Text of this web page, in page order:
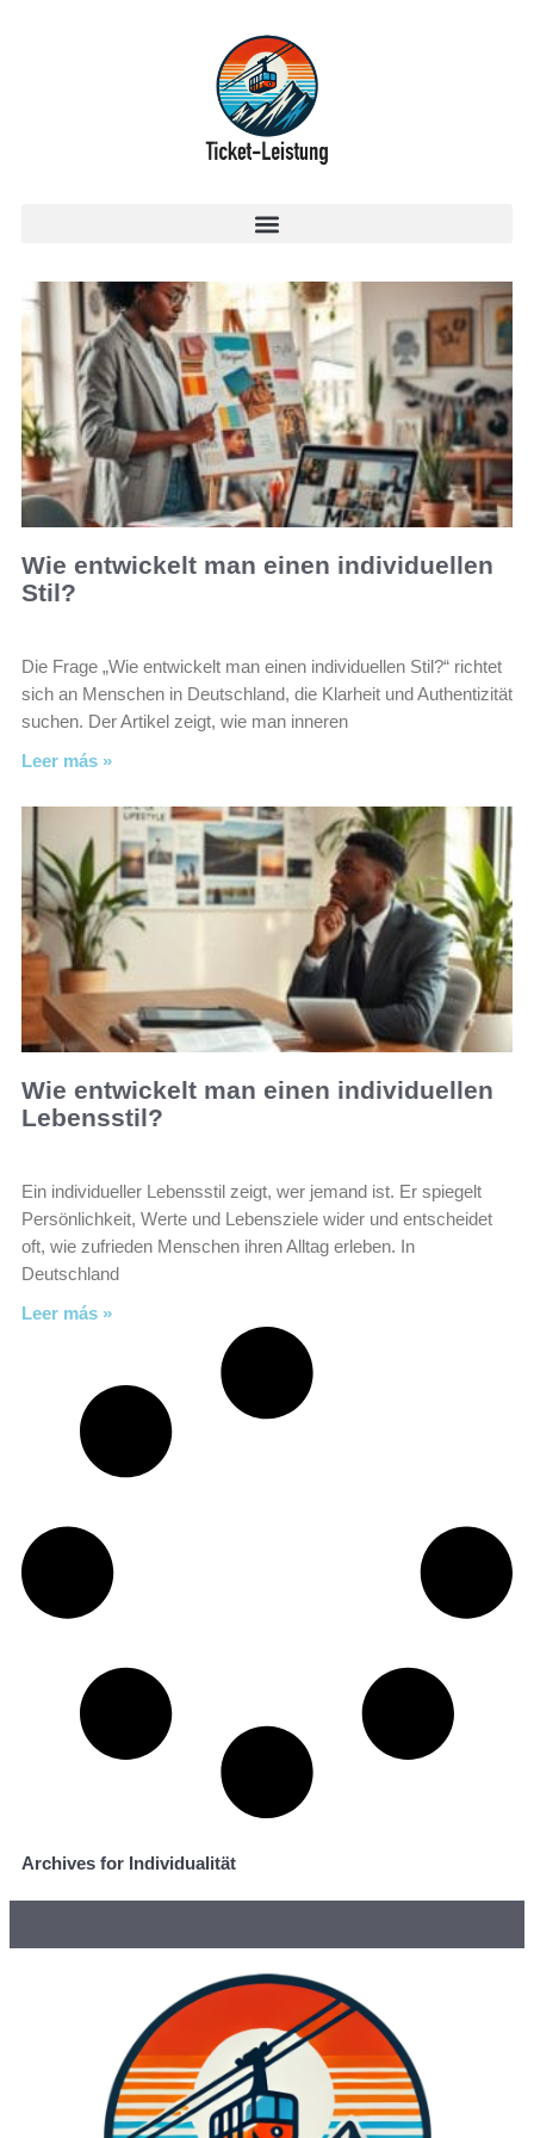
Wie entwickelt man einen individuellen
Stil?
Die Frage „Wie entwickelt man einen individuellen Stil?“ richtet
sich an Menschen in Deutschland, die Klarheit und Authentizität
suchen. Der Artikel zeigt, wie man inneren
Leer más »
Wie entwickelt man einen individuellen
Lebensstil?
Ein individueller Lebensstil zeigt, wer jemand ist. Er spiegelt
Persönlichkeit, Werte und Lebensziele wider und entscheidet
oft, wie zufrieden Menschen ihren Alltag erleben. In
Deutschland
Leer más »
Archives for Individualität